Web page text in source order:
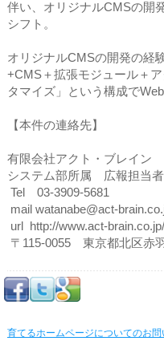
伴い、オリジナルCMSの開
シフト。
オリジナルCMSの開発の経
+CMS＋拡張モジュール＋
タマイズ」という構成で
【本件の連絡先】
有限会社アクト・ブレイン
システム部所属 広報担当
Tel 03-3909-5681
mail watanabe@act-
url http://www.act-brain.co.jp/
〒115-0055 東京都北区赤
育てるホームページについてのお問